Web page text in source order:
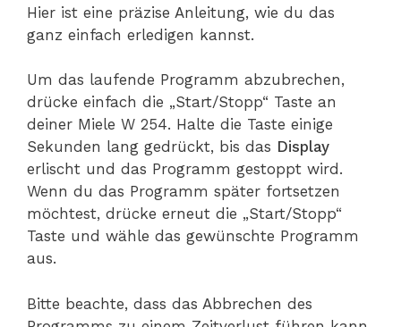
Hier ist eine präzise Anleitung, wie du das
ganz einfach erledigen kannst.
Um das laufende Programm abzubrechen,
drücke einfach die „Start/Stopp“ Taste an
deiner Miele W 254. Halte die Taste einige
Sekunden lang gedrückt, bis das Display
erlischt und das Programm gestoppt wird.
Wenn du das Programm später fortsetzen
möchtest, drücke erneut die „Start/Stopp“
Taste und wähle das gewünschte Programm
aus.
Bitte beachte, dass das Abbrechen des